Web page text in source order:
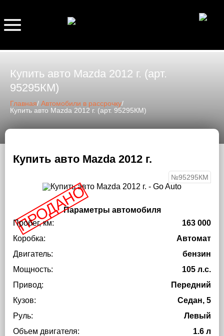
Купить авто Mazda 2012 г. (арт.
95295КМ)
Главная/ Автомобили в рассрочку/
Купить авто Mazda 2012 г. (арт. 95295КМ)
Купить авто Mazda 2012 г.
ПРОДАНО
№95295КМ
Параметры автомобиля
Пробег, км:
163 000
Коробка:
Автомат
Двигатель:
бензин
Мощность:
105 л.с.
Привод:
Передний
Кузов:
Седан, 5
Руль:
Левый
Объем двигателя:
1.6 л